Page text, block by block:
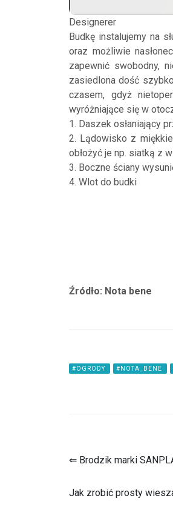
Designerer
Budkę instalujemy na
oraz możliwie
zapewnić swobodny,
zasiedlona dość
czasem, gdyż
wyróżniające się w
1. Daszek osłaniający
2. Lądowisko z
obłożyć je np. siatką z
3. Boczne ściany
4. Wlot do budki
Źródło: Nota bene
#OGRODY #NOTA_BENE
⇐ Brodzik marki
Jak zrobić prosty